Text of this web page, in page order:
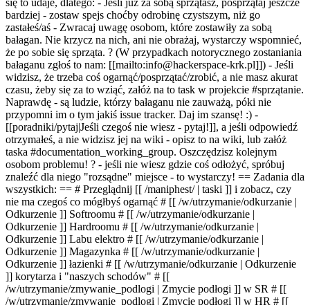
się to udaje, dlatego: - Jeśli już za sobą sprzątasz, posprzątaj jeszcze
bardziej - zostaw spejs choćby odrobinę czystszym, niż go
zastałeś/aś - Zwracaj uwagę osobom, które zostawiły za sobą
bałagan. Nie krzycz na nich, ani nie obrażaj, wystarczy wspomnieć,
że po sobie się sprząta. ? (W przypadkach notorycznego zostaniania
bałaganu zgłoś to nam: [[mailto:info@hackerspace-krk.pl]]) - Jeśli
widzisz, że trzeba coś ogarnąć/posprzątać/zrobić, a nie masz akurat
czasu, żeby się za to wziąć, załóż na to task w projekcie #sprzątanie.
Naprawdę - są ludzie, którzy bałaganu nie zauważą, póki nie
przypomni im o tym jakiś issue tracker. Daj im szansę! :) -
[[poradniki/pytaj|Jeśli czegoś nie wiesz - pytaj!]], a jeśli odpowiedź
otrzymałeś, a nie widzisz jej na wiki - opisz to na wiki, lub załóż
taska #documentation_working_group. Oszczędzisz kolejnym
osobom problemu! ? - jeśli nie wiesz gdzie coś odłożyć, spróbuj
znaleźć dla niego "rozsądne" miejsce - to wystarczy! == Zadania dla
wszystkich: == # Przeglądnij [[ /maniphest/ | taski ]] i zobacz, czy
nie ma czegoś co mógłbyś ogarnąć # [[ /w/utrzymanie/odkurzanie |
Odkurzenie ]] Softroomu # [[ /w/utrzymanie/odkurzanie |
Odkurzenie ]] Hardroomu # [[ /w/utrzymanie/odkurzanie |
Odkurzenie ]] Labu elektro # [[ /w/utrzymanie/odkurzanie |
Odkurzenie ]] Magazynka # [[ /w/utrzymanie/odkurzanie |
Odkurzenie ]] łazienki # [[ /w/utrzymanie/odkurzanie | Odkurzenie
]] korytarza i "naszych schodów" # [[
/w/utrzymanie/zmywanie_podlogi | Zmycie podłogi ]] w SR # [[
/w/utrzymanie/zmywanie_podlogi | Zmycie podłogi ]] w HR # [[